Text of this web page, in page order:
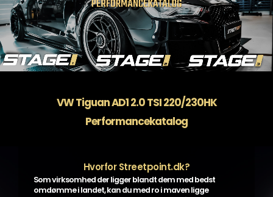
Ventilrens
Værksted
VW Tiguan AD1 2.0 TSI 220/230HK
Performancekatalog
Hvorfor Streetpoint.dk?
Som virksomhed der ligger blandt dem med bedst
omdømme i landet, kan du med ro i maven ligge